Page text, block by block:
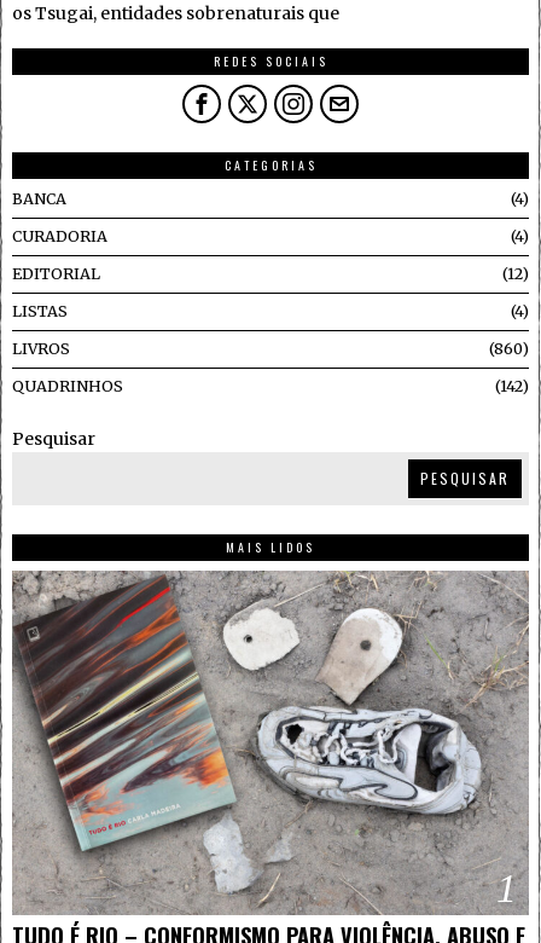
os Tsugai, entidades sobrenaturais que
REDES SOCIAIS
CATEGORIAS
BANCA
4
CURADORIA 4
EDITORIAL 12
LISTAS 4
LIVROS 860
QUADRINHOS 142
Pesquisar
PESQUISAR
MAIS LIDOS
1
TUDO É RIO – CONFORMISMO PARA VIOLÊNCIA, ABUSO E